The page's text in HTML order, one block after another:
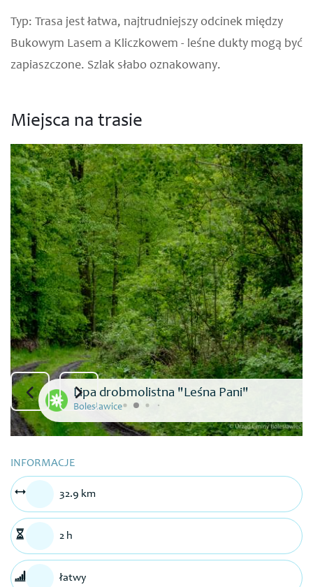
Typ: Trasa jest łatwa, najtrudniejszy odcinek między
Bukowym Lasem a Kliczkowem - leśne dukty mogą być
zapiaszczone. Szlak słabo oznakowany.
Miejsca na trasie
Lipa drobmolistna "Leśna Pani"
Bolesławice
INFORMACJE
32.9 km
2 h
łatwy